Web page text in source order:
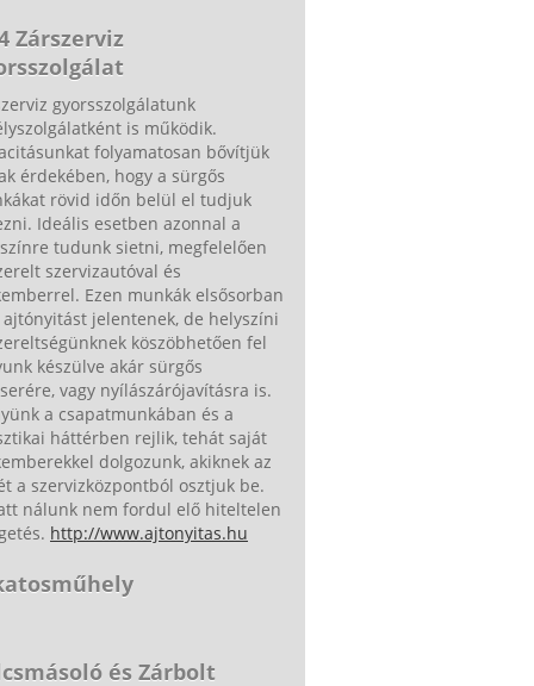
Zárszerviz
gyorsszolgálatunk
is működik.
folyamatosan bővítjük
érdekében, hogy a sürgős
rövid időn belül el tudjuk
Ideális esetben azonnal a
tudunk sietni, megfelelően
szervizautóval és
Ezen munkák elsősorban
ajtónyitást jelentenek, de helyszíni
köszöbhetően fel
készülve akár sürgős
vagy nyílászárójavításra is.
a csapatmunkában és a
háttérben rejlik, tehát saját
dolgozunk, akiknek az
a szervizközpontból osztjuk be.
nálunk nem fordul elő hiteltelen
http://www.ajtonyitas.hu
és Zárbolt